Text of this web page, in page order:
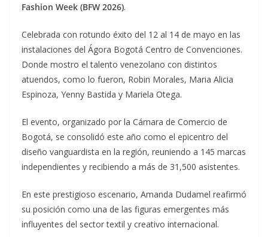
Fashion Week (BFW 2026).
Celebrada con rotundo éxito del 12 al 14 de mayo en las
instalaciones del Ágora Bogotá Centro de Convenciones.
Donde mostro el talento venezolano con distintos
atuendos, como lo fueron, Robin Morales, Maria Alicia
Espinoza, Yenny Bastida y Mariela Otega.
El evento, organizado por la Cámara de Comercio de
Bogotá, se consolidó este año como el epicentro del
diseño vanguardista en la región, reuniendo a 145 marcas
independientes y recibiendo a más de 31,500 asistentes.
En este prestigioso escenario, Amanda Dudamel reafirmó
su posición como una de las figuras emergentes más
influyentes del sector textil y creativo internacional.